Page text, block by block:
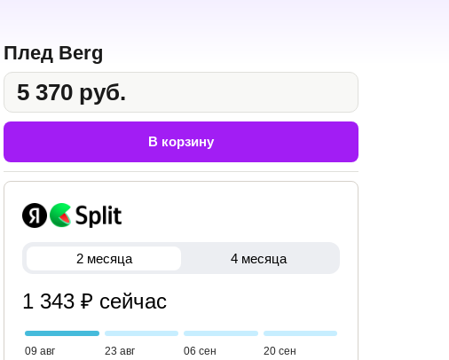
Плед Berg
5 370 руб.
В корзину
2 месяца 4 месяца
1 343 ₽ сейчас
09 авг
23 авг
06 сен
20 сен